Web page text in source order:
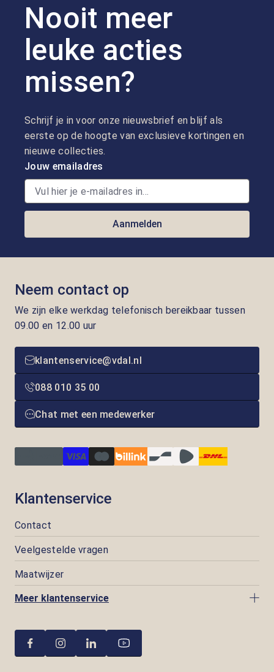
Nooit meer
leuke acties
missen?
Schrijf je in voor onze nieuwsbrief en blijf als
eerste op de hoogte van exclusieve kortingen en
nieuwe collecties.
Jouw emailadres
Aanmelden
Neem contact op
We zijn elke werkdag telefonisch bereikbaar tussen
09.00 en 12.00 uur
klantenservice@vdal.nl
088 010 35 00
Chat met een medewerker
Klantenservice
Contact
Veelgestelde vragen
Maatwijzer
Meer klantenservice